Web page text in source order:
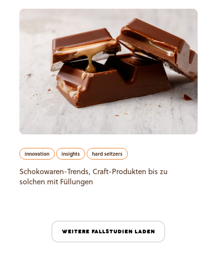
innovation insights hard seltzers
Schokowaren-Trends, Craft-Produkten bis zu
solchen mit Füllungen
WEITERE FALLSTUDIEN LADEN